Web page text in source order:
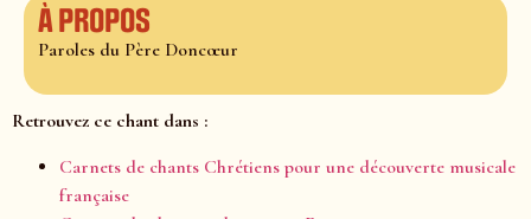
À propos
Paroles du Père Doncœur
Retrouvez ce chant dans :
Carnets de chants Chrétiens pour une découverte musicale
française